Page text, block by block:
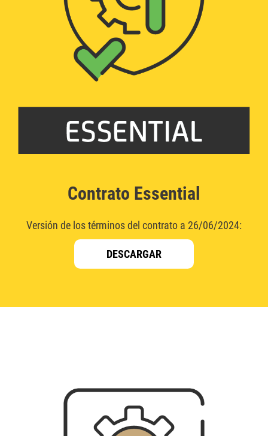
Contrato Essential
Versión de los términos del contrato a 26/06/2024:
DESCARGAR